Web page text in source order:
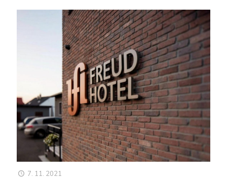
7. 11. 2021